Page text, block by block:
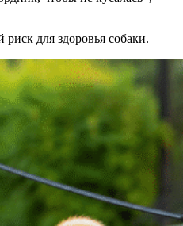
для здоровья собаки.